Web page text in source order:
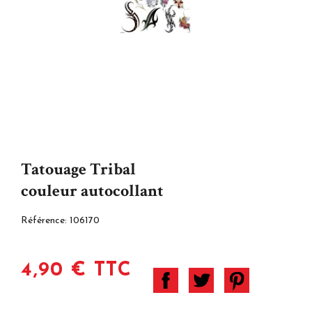
Tatouage Tribal
couleur autocollant
Référence: 106170
4,90 € TTC